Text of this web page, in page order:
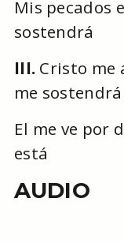
Mis pecados
sostendrá
III. Cristo me
me sostendrá
El me ve por
está
AUDIO